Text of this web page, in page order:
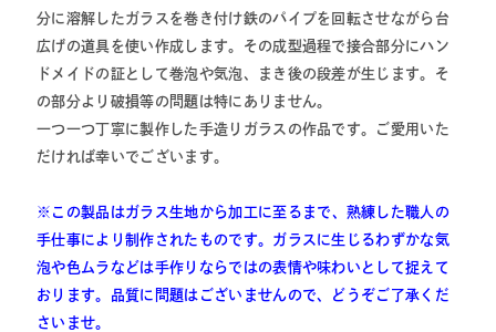
分に溶解したガラスを巻き付け鉄のパイプを回転させながら台
広げの道具を使い作成します。その成型過程で接合部分にハン
ドメイドの証として巻泡や気泡、まき後の段差が生じます。そ
の部分より破損等の問題は特にありません。
一つ一つ丁寧に製作した手造りガラスの作品です。ご愛用いた
だければ幸いでございます。
※ この製品はガラス生地から加工に至るまで、熟練した職人の
手仕事により制作されたものです。ガラスに生じるわずかな気
泡や色ムラなどは手作りならではの表情や味わいとして捉えて
おります。品質に問題はございませんので、どうぞご了承くだ
さいませ。